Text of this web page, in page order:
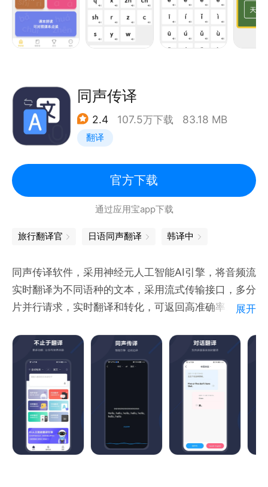
-
同声传译
2.4 107.5万下载 83.18 MB
翻译
官方下载
通过应用宝app下载
旅行翻译官 日语同声翻译 韩译中
同声传译软件，采用神经元人工智能AI引擎，将音频流
实时翻译为不同语种的文本，采用流式传输接口，多分
片并行请求，实时翻译和转化，可返回高准确率、高流
慧教育、跨国交流等场景
软件特点：
文本翻译：支持全球一百个国家语音，高效准确
同声传译：智能引擎，边说边译，实时准确
对话翻译：目前支持多种语音对话翻译，可实时面对面
交流
拍照翻译：拍照取词，涂抹翻译，支持导出
展开